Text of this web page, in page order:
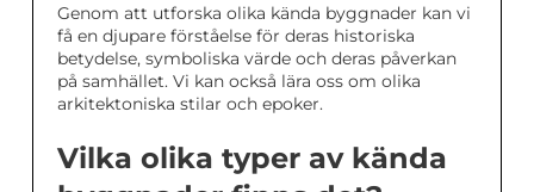
Genom att utforska olika kända byggnader kan vi
få en djupare förståelse för deras historiska
betydelse, symboliska värde och deras påverkan
på samhället. Vi kan också lära oss om olika
arkitektoniska stilar och epoker.
Vilka olika typer av kända